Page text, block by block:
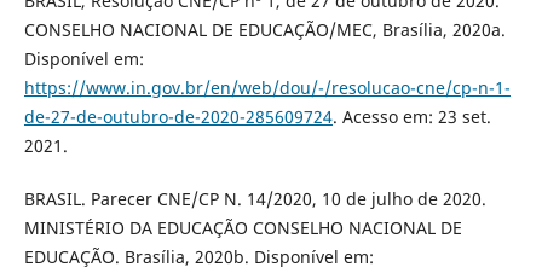
CONSELHO NACIONAL DE EDUCAÇÃO/MEC, Brasília, 2020a.
Disponível em:
https://www.in.gov.br/en/web/dou/-/resolucao-cne/cp-n-1-
de-27-de-outubro-de-2020-285609724. Acesso em: 23 set.
2021.
BRASIL. Parecer CNE/CP N. 14/2020, 10 de julho de 2020.
MINISTÉRIO DA EDUCAÇÃO CONSELHO NACIONAL DE
EDUCAÇÃO. Brasília, 2020b. Disponível em: